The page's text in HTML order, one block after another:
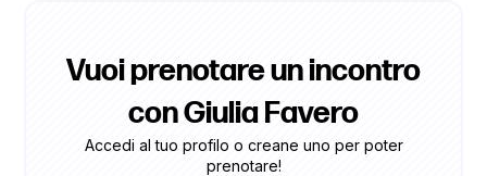
Vuoi prenotare un incontro
con Giulia Favero
Accedi al tuo profilo o creane uno per poter
prenotare!